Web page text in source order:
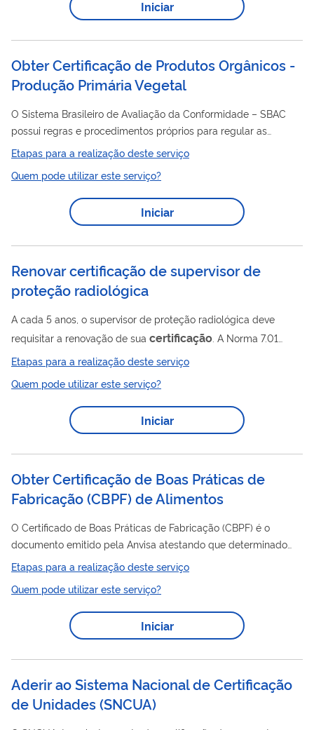
tem quatro aplicações, com editais e cronogramas distintos:
PPL, para residentes no...
Iniciar
Obter Certificação de Produtos Orgânicos -
Produção Primária Vegetal
O Sistema Brasileiro de Avaliação da Conformidade – SBAC
possui regras e procedimentos próprios para regular as
atividades de acreditação,certificação
estabelece duas modalidades de
compulsória e foi estabelecida pela Lei 10.831/2003 e
regulamentada pelo Decreto 6.323/2007. Para que um
Etapas para a realização deste serviço
Quem pode utilizar este serviço?
Iniciar
Renovar certificação de supervisor de
proteção radiológica
A cada 5 anos, o supervisor de proteção radiológica deve
requisitar a renovação de sua certificação . A Norma 7.01
estabelece os conceitos e requisitos da “
a renovação. O supervisor deve submeter RCQ preenchido e
assinado, comprovante de pagamento da TLC (conforme a
área de atuação) e comprovar que atuou como supervisor de
instalações autorizadas pela CNEN, pelo...
Etapas para a realização deste serviço
Quem pode utilizar este serviço?
Iniciar
Obter Certificação de Boas Práticas de
Fabricação (CBPF) de Alimentos
O Certificado de Boas Práticas de Fabricação (CBPF) é o
documento emitido pela Anvisa atestando que determinado
estabelecimento cumpre com as Boas Práticas de Fabricação.
O Certificado de Boas Práticas de Distribuição e/ou
Armazenagem (CBPDA) é o documento emitido pela Anvisa
atestando que determinado estabelecimento cumpre com as
Boas Práticas de Distribuição e Armazenagem ou Boas Práticas
serviço, a empresa previamente cadastrada na...
Etapas para a realização deste serviço
Quem pode utilizar este serviço?
Iniciar
Aderir ao Sistema Nacional de Certificação
de Unidades(SNCUA)